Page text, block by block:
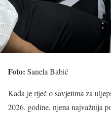
Foto: Sanela Babić
Kada je riječ o savjetima za
2026. godine, njena najvažnija